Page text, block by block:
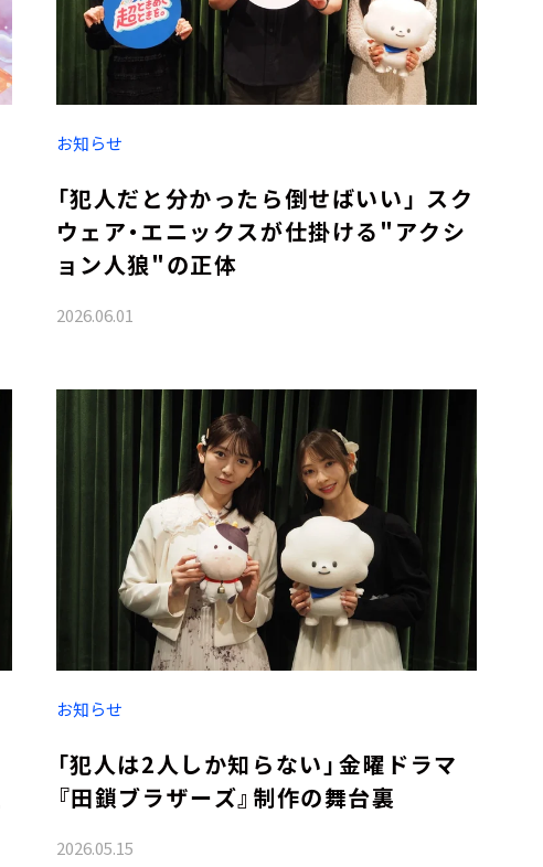
お知らせ
「犯人だと分かったら倒せばいい」―― スク
ウェア・エニックスが仕掛ける"アクシ
ョン人狼"の正体
2026.06.01
お知らせ
「犯人は2人しか知らない」――金曜ドラマ
『田鎖ブラザーズ』制作の舞台裏
2026.05.15